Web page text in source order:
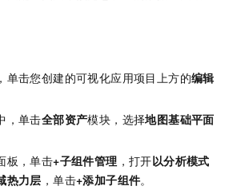
单击您创建的可视化应用项目上方的编辑
，单击全部资产模块，选择地图基础平面
板，单击+子组件管理 ，打开以分析模式
热力层 ，单击+添加子组件。